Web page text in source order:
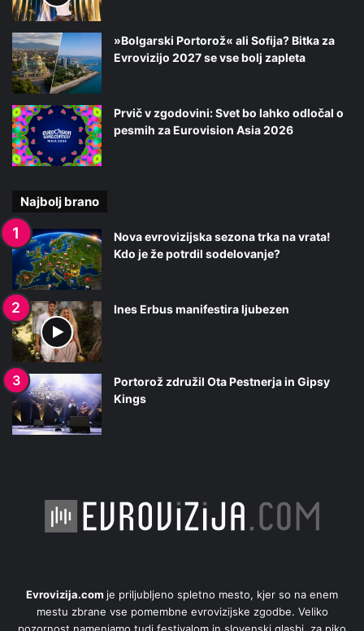
»Bolgarski Portorož« ali Sofija? Bitka za
Evrovizijo 2027 se vse bolj zapleta
Prvič v zgodovini: Svet bo lahko odločal o
pesmih za Eurovision Asia 2026
Najbolj brano
Nova evrovizijska sezona trka na vrata!
Kdo je že potrdil sodelovanje?
Ines Erbus manifestira ljubezen
Portorož združil Ota Pestnerja in Gipsy
Kings
Evrovizija.com je priljubljeno spletno mesto, kjer so na enem
mestu zbrane vse pomembne evrovizijske zgodbe. Veliko